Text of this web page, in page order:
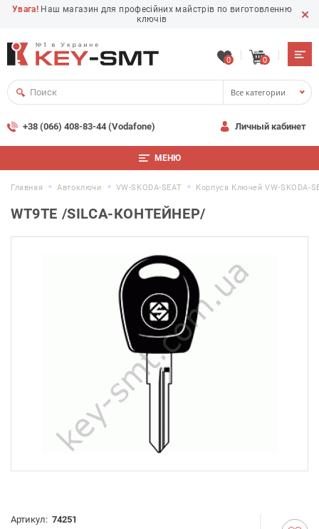
Увага! Наш магазин для професійних майстрів по виготовленню
ключів
0 0
Все категории
+38 (066) 408-83-44 (Vodafone) Личный кабинет
МЕНЮ
Главная Автоключи VW-SKODA-SEAT Корпуса Ключей VW-SKODA-
WT9TE /SILCA-КОНТЕЙНЕР/
Артикул: 74251